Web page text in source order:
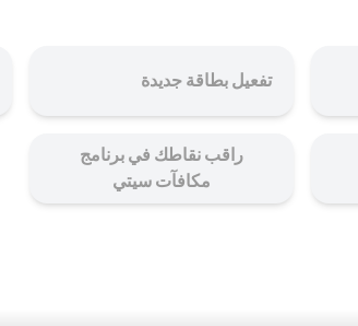
تفعيل بطاقة جديدة
راقب نقاطك في برنامج
مكافآت سيتي